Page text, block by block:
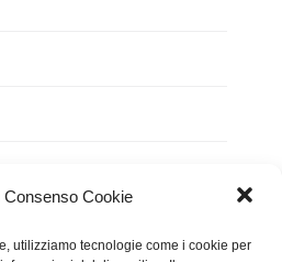
Cookie
utilizziamo tecnologie come i cookie per